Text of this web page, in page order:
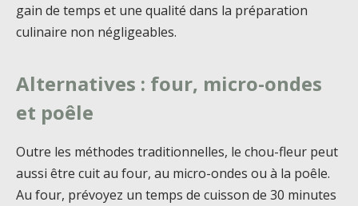
gain de temps et une qualité dans la préparation
culinaire non négligeables.
Alternatives : four, micro-ondes
et poêle
Outre les méthodes traditionnelles, le chou-fleur peut
aussi être cuit au four, au micro-ondes ou à la poêle.
Au four, prévoyez un temps de cuisson de 30 minutes